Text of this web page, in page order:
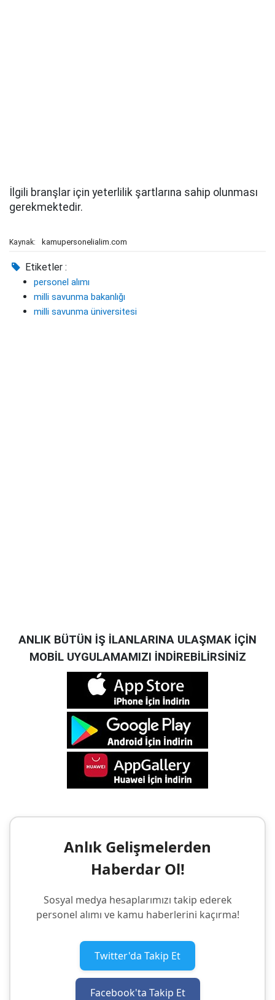
İlgili branşlar için yeterlilik şartlarına sahip olunması
gerekmektedir.
Kaynak: kamupersonelialim.com
Etiketler :
personel alımı
milli savunma bakanlığı
milli savunma üniversitesi
ANLIK BÜTÜN İŞ İLANLARINA ULAŞMAK İÇİN
MOBİL UYGULAMAMIZI İNDİREBİLİRSİNİZ
Anlık Gelişmelerden
Haberdar Ol!
Sosyal medya hesaplarımızı takip ederek
personel alımı ve kamu haberlerini kaçırma!
Twitter'da Takip Et
Facebook'ta Takip Et